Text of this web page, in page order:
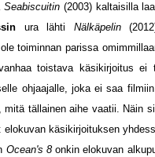
Seabiscuitin (2003) kaltaisilla
ura lähti Nälkäpelin
toiminnan parissa
toistava käsikirjoitus ei
ohjaajalle, joka ei saa
mitä tällainen aihe vaatii. Näin
käsikirjoituksen
Ocean's 8 onkin elokuvan